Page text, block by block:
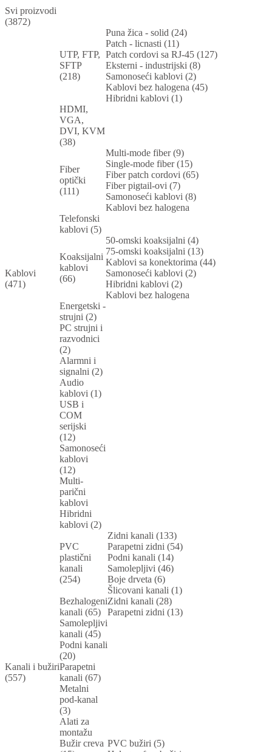
Svi proizvodi
(3872)
Kablovi
(471)
UTP, FTP,
SFTP
(218)
Puna žica - solid (24)
Patch - licnasti (11)
Patch cordovi sa RJ-45 (127)
Eksterni - industrijski (8)
Samonoseći kablovi (2)
Kablovi bez halogena (45)
Hibridni kablovi (1)
HDMI,
VGA,
DVI, KVM
(38)
Fiber
optički
(111)
Multi-mode fiber (9)
Single-mode fiber (15)
Fiber patch cordovi (65)
Fiber pigtail-ovi (7)
Samonoseći kablovi (8)
Kablovi bez halogena
Telefonski
kablovi (5)
Koaksijalni
kablovi
(66)
50-omski koaksijalni (4)
75-omski koaksijalni (13)
Kablovi sa konektorima (44)
Samonoseći kablovi (2)
Hibridni kablovi (2)
Kablovi bez halogena
Energetski -
strujni (2)
PC strujni i
razvodnici
(2)
Alarmni i
signalni (2)
Audio
kablovi (1)
USB i
COM
serijski
(12)
Samonoseći
kablovi
(12)
Multi-
parični
kablovi
Hibridni
kablovi (2)
Kanali i bužiri
(557)
PVC
plastični
kanali
(254)
Zidni kanali (133)
Parapetni zidni (54)
Podni kanali (14)
Samolepljivi (46)
Boje drveta (6)
Šlicovani kanali (1)
Bezhalogeni
kanali (65)
Zidni kanali (28)
Parapetni zidni (13)
Samolepljivi
kanali (45)
Podni kanali
(20)
Parapetni
kanali (67)
Metalni
pod-kanal
(3)
Alati za
montažu
Bužir creva PVC bužiri (5)